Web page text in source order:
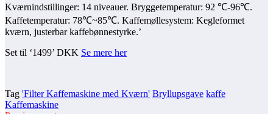
Kværnindstillinger: 14 niveauer. Bryggetemperatur: 92 ℃-96℃.
Kaffetemperatur: 78℃~85℃. Kaffemøllesystem: Kegleformet
kværn, justerbar kaffebønnestyrke.’
Set til ‘1499’ DKK Se mere her
Tag 'Filter Kaffemaskine med Kværn' Bryllupsgave kaffe
Kaffemaskine